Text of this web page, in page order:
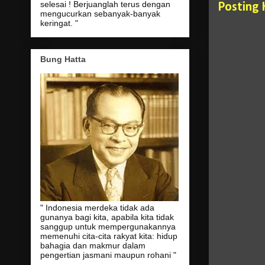
Posting
selesai ! Berjuanglah terus dengan
mengucurkan sebanyak-banyak
keringat. "
Bung Hatta
" Indonesia merdeka tidak ada
gunanya bagi kita, apabila kita tidak
sanggup untuk mempergunakannya
memenuhi cita-cita rakyat kita: hidup
bahagia dan makmur dalam
pengertian jasmani maupun rohani "